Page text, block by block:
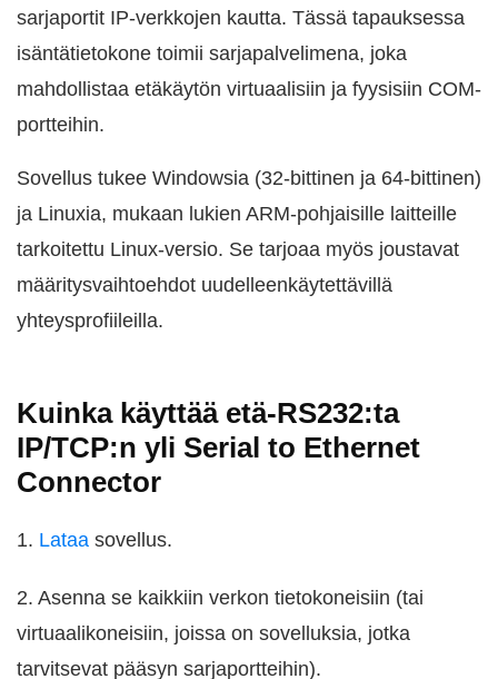
sarjaportit IP-verkkojen kautta. Tässä tapauksessa
isäntätietokone toimii sarjapalvelimena, joka
mahdollistaa etäkäytön virtuaalisiin ja fyysisiin COM-
portteihin.
Sovellus tukee Windowsia (32-bittinen ja 64-bittinen)
ja Linuxia, mukaan lukien ARM-pohjaisille laitteille
tarkoitettu Linux-versio. Se tarjoaa myös joustavat
määritysvaihtoehdot uudelleenkäytettävillä
yhteysprofiileilla.
Kuinka käyttää etä-RS232:ta
IP/TCP:n yli Serial to Ethernet
Connector
1. Lataa sovellus.
2. Asenna se kaikkiin verkon tietokoneisiin (tai
virtuaalikoneisiin, joissa on sovelluksia, jotka
tarvitsevat pääsyn sarjaportteihin).